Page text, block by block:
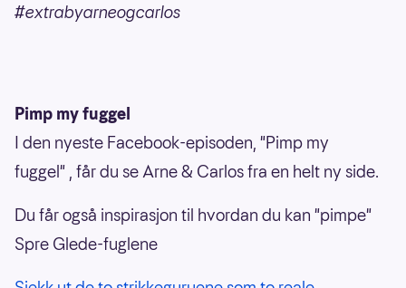
#extrabyarneogcarlos
Pimp my fuggel
I den nyeste Facebook-episoden, "Pimp my
fuggel" , får du se Arne & Carlos fra en helt ny side.
Du får også inspirasjon til hvordan du kan "pimpe"
Spre Glede-fuglene